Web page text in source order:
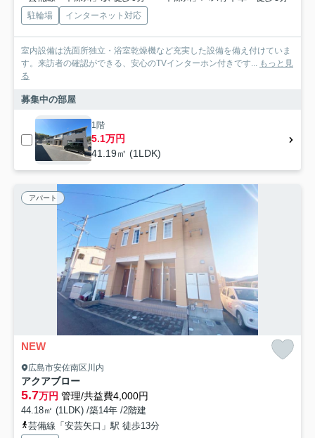
駐輪場 インターネット対応
室内設備は洗面所独立・浴室乾燥機など充実した設備を備え付けていま
す。来訪者の確認ができる、安心のTVインターホン付きです... もっと見
る
募集中の部屋
1階
5.1万円
41.19㎡ (1LDK)
アパート
NEW
広島市安佐南区川内
アクアブロー
5.7万円 管理/共益費4,000円
44.18㎡ (1LDK) /築14年 /2階建
芸備線「安芸矢口」駅 徒歩13分